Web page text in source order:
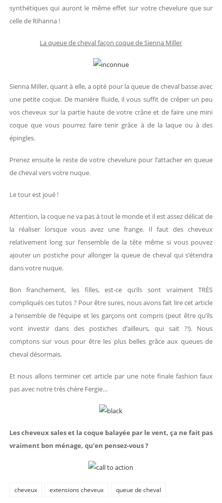
synthétiques qui auront le même effet sur votre chevelure que sur
celle de Rihanna !
La queue de cheval façon coque de Sienna Miller
Sienna Miller, quant à elle, a opté pour la queue de cheval basse avec
une petite coque. De manière fluide, il vous suffit de crêper un peu
vos cheveux sur la partie haute de votre crâne et de faire une mini
coque que vous pourrez faire tenir grâce à de la laque ou à des
épingles.
Prenez ensuite le reste de votre chevelure pour l’attacher en queue
de cheval vers votre nuque.
Le tour est joué !
Attention, la coque ne va pas à tout le monde et il est assez délicat de
la réaliser lorsque vous avez une frange. Il faut des cheveux
relativement long sur l’ensemble de la tête même si vous pouvez
ajouter un postiche pour allonger la queue de cheval qui s’étendra
dans votre nuque.
Bon franchement, les filles, est-ce qu’ils sont vraiment TRÈS
compliqués ces tutos ? Pour être sures, nous avons fait lire cet article
a l’ensemble de l’équipe et les garçons ont compris (peut être qu’ils
vont investir dans des postiches d’ailleurs, qui sait ?!). Nous
comptons sur vous pour être les plus belles grâce aux queues de
cheval désormais.
Et nous allons terminer cet article par une note finale fashion faux
pas avec notre très chère Fergie…
Les cheveux sales et la coque balayée par le vent, ça ne fait pas
vraiment bon ménage, qu’en pensez-vous ?
cheveux extensions cheveux queue de cheval